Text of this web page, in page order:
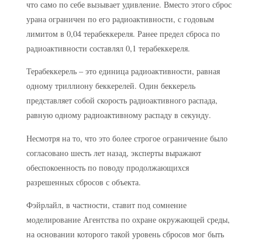
что само по себе вызывает удивление. Вместо этого сброс
урана ограничен по его радиоактивности, с годовым
лимитом в 0,04 терабеккереля. Ранее предел сброса по
радиоактивности составлял 0,1 терабеккереля.
Терабеккерель – это единица радиоактивности, равная
одному триллиону беккерелей. Один беккерель
представляет собой скорость радиоактивного распада,
равную одному радиоактивному распаду в секунду.
Несмотря на то, что это более строгое ограничение было
согласовано шесть лет назад, эксперты выражают
обеспокоенность по поводу продолжающихся
разрешенных сбросов с объекта.
Фэйрлайл, в частности, ставит под сомнение
моделирование Агентства по охране окружающей среды,
на основании которого такой уровень сбросов мог быть